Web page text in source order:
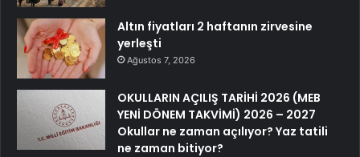
Altın fiyatları 2 haftanın zirvesine
yerleşti
Ağustos 7, 2026
OKULLARIN AÇILIŞ TARİHİ 2026 (MEB
YENİ DÖNEM TAKVİMİ) 2026 – 2027
Okullar ne zaman açılıyor? Yaz tatili
ne zaman bitiyor?